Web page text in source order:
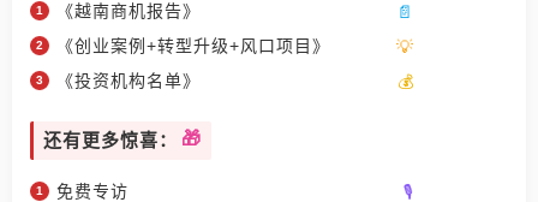
《越南商机报告》
《创业案例+转型升级+风口项目》
《投资机构名单》
还有更多惊喜：
免费专访